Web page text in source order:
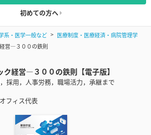
初めての方へ
系・医学一般など
医療制度・医療経済・病院管理学
営―３００の鉄則
経営―３００の鉄則【電子版】
採用，人事労務，職場活力，承継まで
フィス代表